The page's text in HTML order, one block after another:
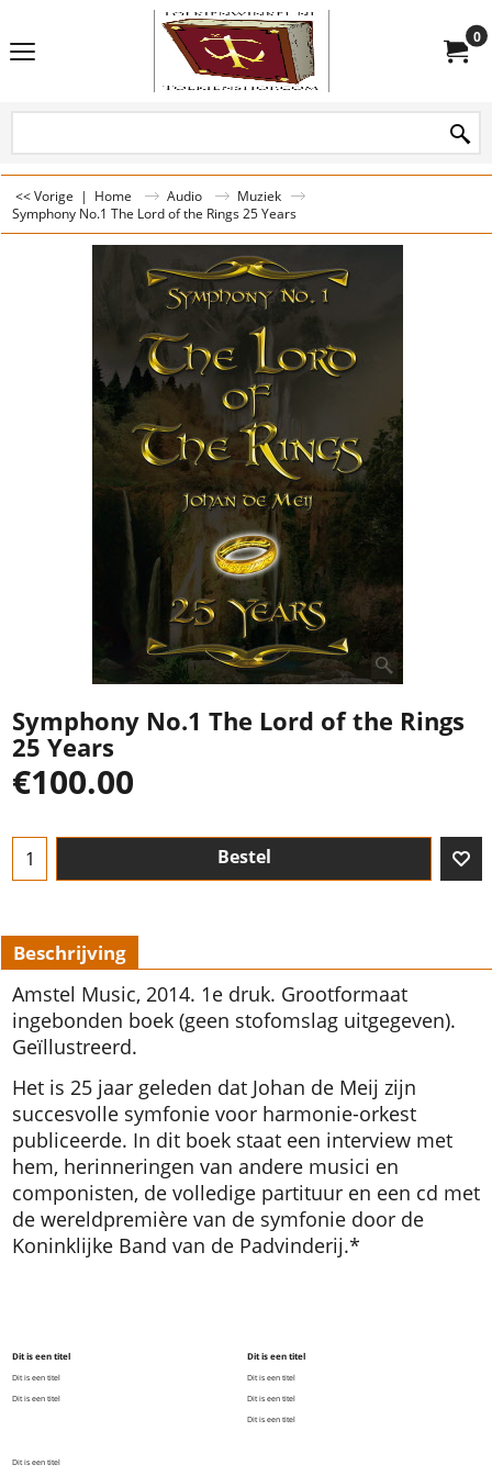
0
<< Vorige | Home Audio
Muziek
Symphony No.1 The Lord of the Rings 25 Years
Symphony No.1 The Lord of the Rings
25 Years
€100.00
Bestel
Beschrijving
Amstel Music, 2014. 1e druk. Grootformaat
ingebonden boek (geen stofomslag uitgegeven).
Geïllustreerd.
Het is 25 jaar geleden dat Johan de Meij zijn
succesvolle symfonie voor harmonie-orkest
publiceerde. In dit boek staat een interview met
hem, herinneringen van andere musici en
componisten, de volledige partituur en een cd met
de wereldpremière van de symfonie door de
Koninklijke Band van de Padvinderij.*
Dit is een titel
Dit is een titel
Dit is een titel
Dit is een titel
Dit is een titel
Dit is een titel
Dit is een titel
Dit is een titel